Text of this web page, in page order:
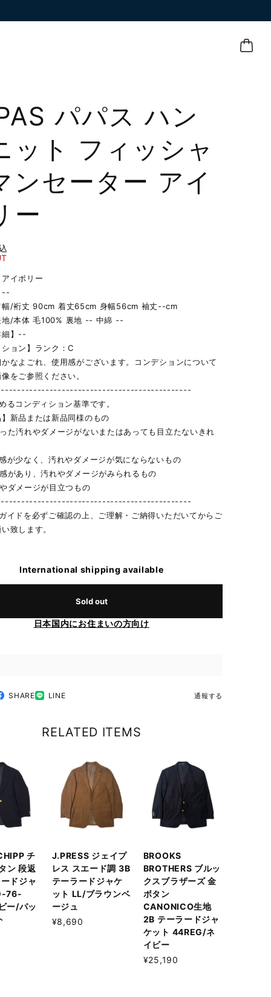
パパス ハン
ット フィッシャ
ンセーター アイ
ー
イボリー
--
幅/裄丈 90cm 着丈65cm 身幅56cm 袖丈--cm
地/本体 毛100% 裏地 -- 中綿 --
細】--
ョン】ランク：C
なよごれ、使用感がございます。コンデションについて
をご参照ください。
るコンディション基準です。
新品または新品同様のもの
た汚れやダメージがないまたはあっても目立たないきれ
が少なく、汚れやダメージが気にならないもの
があり、汚れやダメージがみられるもの
ダメージが目立つもの
イドを必ずご確認の上、ご理解・ご納得いただいてからご
致します。
International shipping available
Sold out
日本国内にお住まいの方向け
SHARE LINE 通報する
RELATED ITEMS
チ
ン 段返
ドジャ
76-
ー/パッ
J.PRESS ジェイプ
レス スエード調 3B
テーラードジャケ
ット LL/ブラウンベ
ージュ
¥8,690
BROOKS
BROTHERS ブルッ
クスブラザーズ 金
ボタン
CANONICO生地
2B テーラードジャ
ケット 44REG/ネ
イビー
¥25,190